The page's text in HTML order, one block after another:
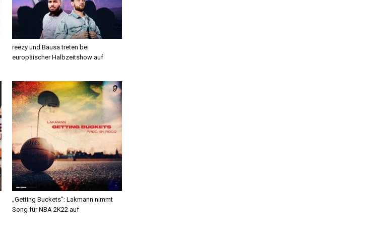
reezy und Bausa treten bei
europäischer Halbzeitshow auf
„Getting Buckets”: Lakmann nimmt
Song für NBA 2K22 auf